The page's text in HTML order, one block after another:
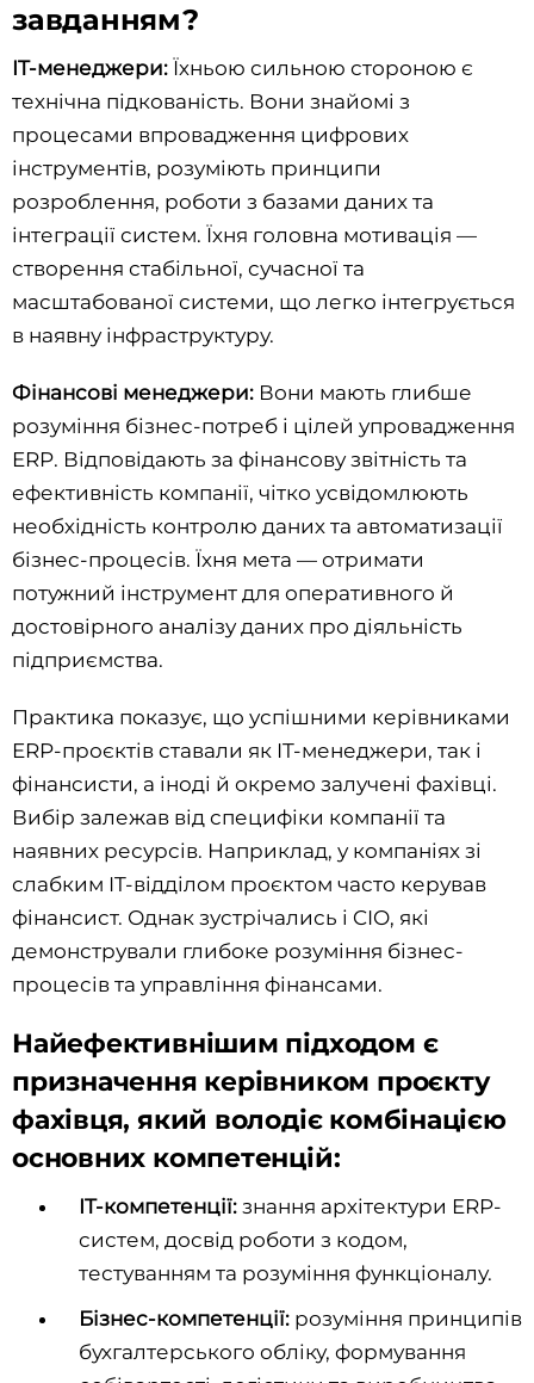
завданням?
IT-менеджери: Їхньою сильною стороною є
технічна підкованість. Вони знайомі з
процесами впровадження цифрових
інструментів, розуміють принципи
розроблення, роботи з базами даних та
інтеграції систем. Їхня головна мотивація —
створення стабільної, сучасної та
масштабованої системи, що легко інтегрується
в наявну інфраструктуру.
Фінансові менеджери: Вони мають глибше
розуміння бізнес-потреб і цілей упровадження
ERP. Відповідають за фінансову звітність та
ефективність компанії, чітко усвідомлюють
необхідність контролю даних та автоматизації
бізнес-процесів. Їхня мета — отримати
потужний інструмент для оперативного й
достовірного аналізу даних про діяльність
підприємства.
Практика показує, що успішними керівниками
ERP-проєктів ставали як IT-менеджери, так і
фінансисти, а іноді й окремо залучені фахівці.
Вибір залежав від специфіки компанії та
наявних ресурсів. Наприклад, у компаніях зі
слабким IT-відділом проєктом часто керував
фінансист. Однак зустрічались і CIO, які
демонстрували глибоке розуміння бізнес-
процесів та управління фінансами.
Найефективнішим підходом є
призначення керівником проєкту
фахівця, який володіє комбінацією
основних компетенцій:
IT-компетенції: знання архітектури ERP-
систем, досвід роботи з кодом,
тестуванням та розуміння функціоналу.
Бізнес-компетенції: розуміння принципів
бухгалтерського обліку, формування